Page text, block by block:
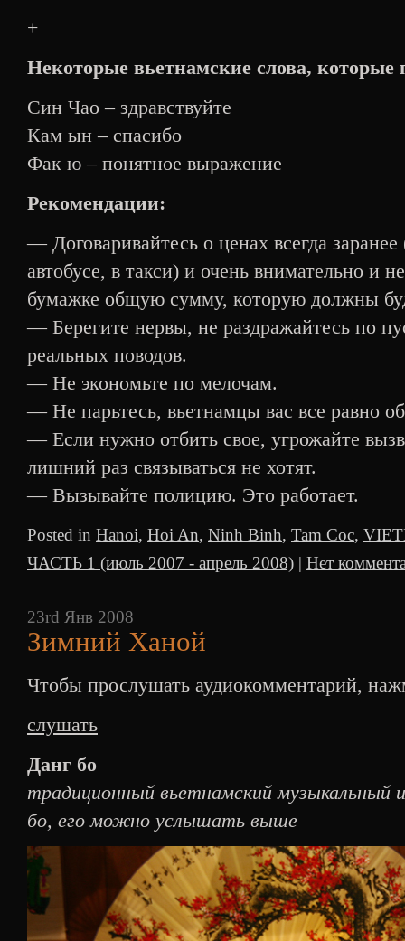
+
Некоторые вьетнамские слова, которые
Син Чао – здравствуйте
Кам ын – спасибо
Фак ю – понятное выражение
Рекомендации:
— Договаривайтесь о ценах всегда
автобусе, в такси) и очень внимательно и
бумажке общую сумму, которую должны
— Берегите нервы, не раздражайтесь по
реальных поводов.
— Не экономьте по мелочам.
— Не парьтесь, вьетнамцы вас все равно
— Если нужно отбить свое, угрожайте
лишний раз связываться не хотят.
— Вызывайте полицию. Это работает.
Posted in Hanoi, Hoi An, Ninh Binh, Tam Coc,
ЧАСТЬ 1 (июль 2007 - апрель 2008) | Нет
23rd Янв 2008
Зимний Ханой
Чтобы прослушать аудиокомментарий,
слушать
Данг бо
традиционный вьетнамский музыкальный
бо, его можно услышать выше